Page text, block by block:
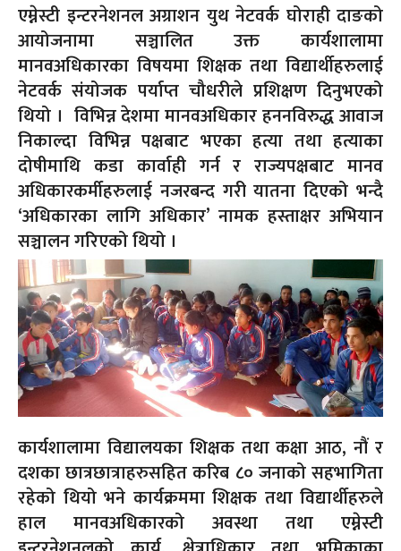
एम्नेस्टी इन्टरनेशनल अग्राशन युथ नेटवर्क घोराही दाङको
आयोजनामा सञ्चालित उक्त कार्यशालामा
मानवअधिकारका विषयमा शिक्षक तथा विद्यार्थीहरुलाई
नेटवर्क संयोजक पर्याप्त चौधरीले प्रशिक्षण दिनुभएको
थियो । विभिन्न देशमा मानवअधिकार हननविरुद्ध आवाज
निकाल्दा विभिन्न पक्षबाट भएका हत्या तथा हत्याका
दोषीमाथि कडा कार्वाही गर्न र राज्यपक्षबाट मानव
अधिकारकर्मीहरुलाई नजरबन्द गरी यातना दिएको भन्दै
‘अधिकारका लागि अधिकार’ नामक हस्ताक्षर अभियान
सञ्चालन गरिएको थियो ।
कार्यशालामा विद्यालयका शिक्षक तथा कक्षा आठ, नौं र
दशका छात्रछात्राहरुसहित करिब ८० जनाको सहभागिता
रहेको थियो भने कार्यक्रममा शिक्षक तथा विद्यार्थीहरुले
हाल मानवअधिकारको अवस्था तथा एम्नेस्टी